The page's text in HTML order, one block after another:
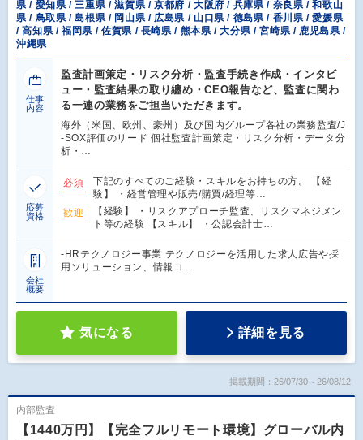
県 / 愛知県 / 三重県 / 滋賀県 / 京都府 / 大阪府 / 兵庫県 / 奈良県 / 和歌山
県 / 鳥取県 / 島根県 / 岡山県 / 広島県 / 山口県 / 徳島県 / 香川県 / 愛媛県
/ 高知県 / 福岡県 / 佐賀県 / 長崎県 / 熊本県 / 大分県 / 宮崎県 / 鹿児島県 /
沖縄県
仕事
内容
監査計画策定・リスク分析・監査手続き作成・インタビ
ュー・監査結果の取り纏め・CEO報告など、監査に関わ
る一連の業務をご担当いただきます。
海外（米国、欧州、豪州）及び国内グループ各社の業務監査/J
-SOX評価のリード 個社監査計画策定・リスク分析・データ分
析・…
応募
資格
必須
下記のすべてのご経験・スキルをお持ちの方。 【経
験】 ・経営管理や販売/購買/経理等…
歓迎
【経験】 ・リスクアプローチ監査、リスクマネジメン
ト等の経験 【スキル】 ・公認会計士…
会社
概要
-HRテクノロジー事業 テクノロジーを活用した求人広告や採
用ソリューション、情報コ…
気になる 詳細を見る
掲載期間：26/07/30～26/08/12
内部監査
【1440万円】【完全フルリモート環境】グローバル内